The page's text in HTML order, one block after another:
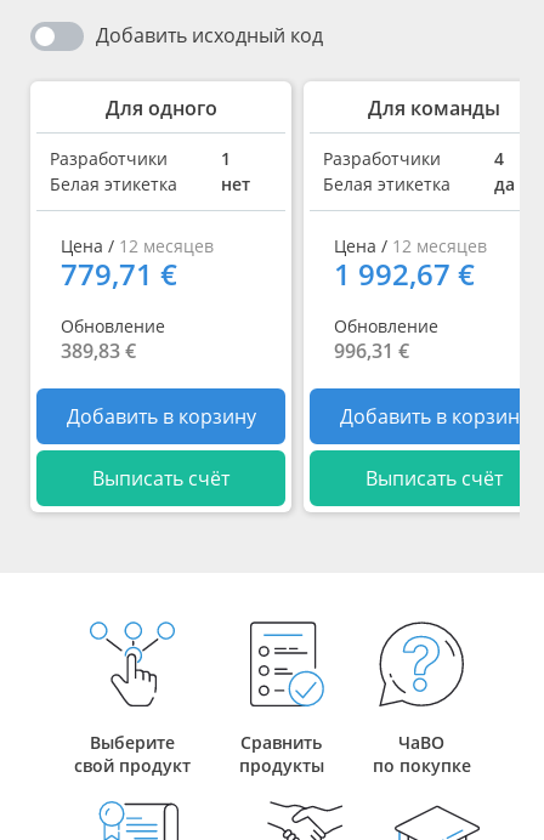
Добавить исходный код
Для одного
Разработчики
1
Белая этикетка
нет
Цена / 12 месяцев
779,71 €
Обновление
389,83 €
Добавить в корзину
Выписать счёт
Для команды
Разработчики
4
Белая этикетка
да
Цена / 12 месяцев
1 992,67 €
Обновление
996,31 €
Добавить в корзину
Выписать счёт
Выберите
свой продукт
Сравнить
продукты
ЧаВО
по покупке